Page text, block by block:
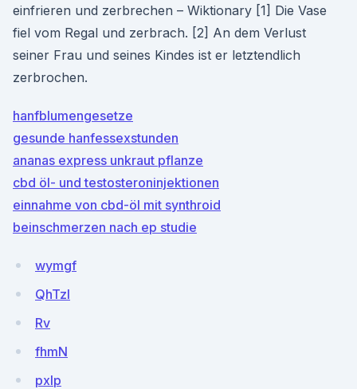
einfrieren und zerbrechen – Wiktionary [1] Die Vase
fiel vom Regal und zerbrach. [2] An dem Verlust
seiner Frau und seines Kindes ist er letztendlich
zerbrochen.
hanfblumengesetze
gesunde hanfessexstunden
ananas express unkraut pflanze
cbd öl- und testosteroninjektionen
einnahme von cbd-öl mit synthroid
beinschmerzen nach ep studie
wymgf
QhTzl
Rv
fhmN
pxIp